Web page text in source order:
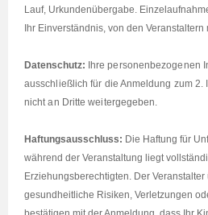
Lauf, Urkundenübergabe.
Ihr Einverständnis, von den Veranstaltern
Datenschutz:
Ihre personenbezogenen
ausschließlich für die Anmeldung zum 2.
nicht an Dritte weitergegeben.
Haftungsausschluss: Die Haftung für
während der Veranstaltung liegt
Erziehungsberechtigten. Der
gesundheitliche Risiken, Verletzungen